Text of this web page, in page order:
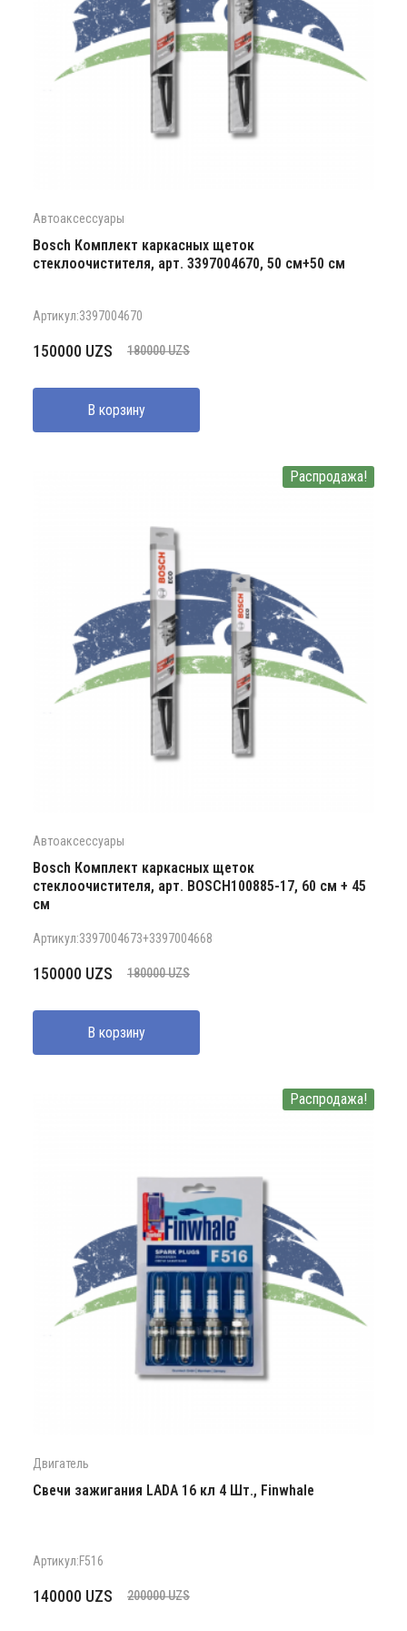
Автоаксессуары
Bosch Комплект каркасных щеток
стеклоочистителя, арт. 3397004670, 50 см+50 см
Артикул:3397004670
180000UZS
Первоначальная
составляла
180000 UZS.
150000 UZS
Текущая
150000 UZS.
В корзину
Распродажа!
Автоаксессуары
Bosch Комплект каркасных щеток
стеклоочистителя, арт. BOSCH100885-17, 60 см + 45
см
Артикул:3397004673+3397004668
180000UZS
Первоначальная
составляла
180000 UZS.
150000 UZS
Текущая
150000 UZS.
В корзину
Распродажа!
Двигатель
Cвечи зажигания LADA 16 кл 4 Шт., Finwhale
Артикул:F516
200000UZS
Первоначальная
140000 UZS
Текущая